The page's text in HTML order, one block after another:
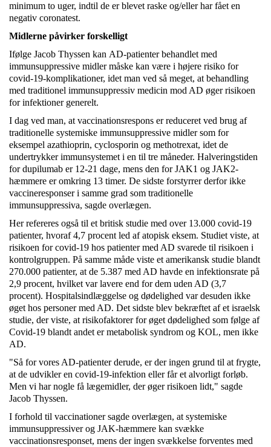
minimum to uger, indtil de er blevet raske og/eller har fået en
negativ coronatest.
Midlerne påvirker forskelligt
Ifølge Jacob Thyssen kan AD-patienter behandlet med
immunsuppressive midler måske kan være i højere risiko for
covid-19-komplikationer, idet man ved så meget, at behandling
med traditionel immunsuppressiv medicin mod AD øger risikoen
for infektioner generelt.
I dag ved man, at vaccinationsrespons er reduceret ved brug af
traditionelle systemiske immunsuppressive midler som for
eksempel azathioprin, cyclosporin og methotrexat, idet de
undertrykker immunsystemet i en til tre måneder. Halveringstiden
for dupilumab er 12-21 dage, mens den for JAK1 og JAK2-
hæmmere er omkring 13 timer. De sidste forstyrrer derfor ikke
vaccineresponser i samme grad som traditionelle
immunsuppressiva, sagde overlægen.
Her refereres også til et britisk studie med over 13.000 covid-19
patienter, hvoraf 4,7 procent led af atopisk eksem. Studiet viste, at
risikoen for covid-19 hos patienter med AD svarede til risikoen i
kontrolgruppen. På samme måde viste et amerikansk studie blandt
270.000 patienter, at de 5.387 med AD havde en infektionsrate på
2,9 procent, hvilket var lavere end for dem uden AD (3,7
procent). Hospitalsindlæggelse og dødelighed var desuden ikke
øget hos personer med AD. Det sidste blev bekræftet af et israelsk
studie, der viste, at risikofaktorer for øget dødelighed som følge af
Covid-19 blandt andet er metabolisk syndrom og KOL, men ikke
AD.
"Så for vores AD-patienter derude, er der ingen grund til at frygte,
at de udvikler en covid-19-infektion eller får et alvorligt forløb.
Men vi har nogle få lægemidler, der øger risikoen lidt," sagde
Jacob Thyssen.
I forhold til vaccinationer sagde overlægen, at systemiske
immunsuppressiver og JAK-hæmmere kan svække
vaccinationsresponset, mens der ingen svækkelse forventes med